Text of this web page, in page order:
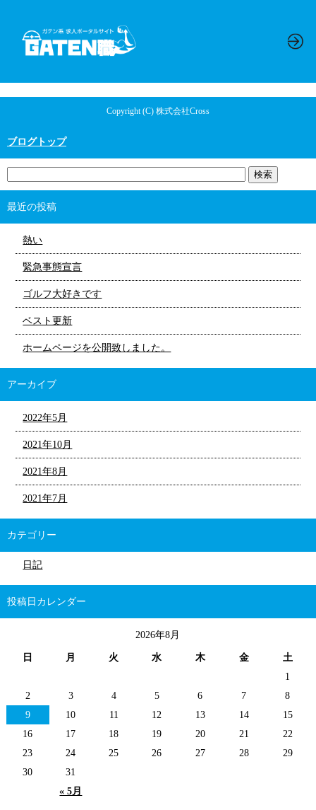
Copyright (C) 株式会社Cross
ブログトップ
最近の投稿
熱い
緊急事態宣言
ゴルフ大好きです
ベスト更新
ホームページを公開致しました。
アーカイブ
2022年5月
2021年10月
2021年8月
2021年7月
カテゴリー
日記
投稿日カレンダー
2026年8月
日 月 火 水 木 金 土
« 5月
1
2
3 4 5 6 7
8
9
10 11 12 13 14
15
16
17 18 19 20 21
22
23
24 25 26 27 28
29
30
31